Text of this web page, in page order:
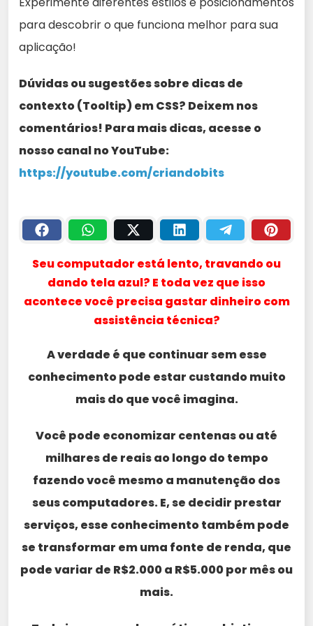
para descobrir o que funciona melhor para sua
aplicação!
Dúvidas ou sugestões sobre dicas de
contexto (Tooltip) em CSS? Deixem nos
comentários! Para mais dicas, acesse o
nosso canal no YouTube:
https://youtube.com/criandobits
Seu computador está lento, travando ou
dando tela azul? E toda vez que isso
acontece você precisa gastar dinheiro com
assistência técnica?
A verdade é que continuar sem esse
conhecimento pode estar custando muito
mais do que você imagina.
Você pode economizar centenas ou até
milhares de reais ao longo do tempo
fazendo você mesmo a manutenção dos
seus computadores. E, se decidir prestar
serviços, esse conhecimento também pode
se transformar em uma fonte de renda, que
pode variar de R$2.000 a R$5.000 por mês ou
mais.